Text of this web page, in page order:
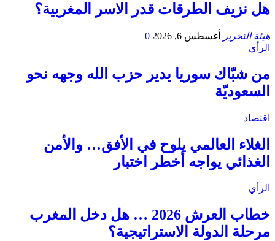
هل نزيف الطرقات قدر الاسر المغربية؟
هيئة التحرير أغسطس 6, 2026
0
الرأي
من شبّاك سوريا يدير حزب الله وجهه نحو
السعوديّة
اقتصاد
الغلاء العالمي يلوح في الأفق… والأمن
الغذائي يواجه أخطر اختبار
الرأي
خطاب العرش 2026 … هل دخل المغرب
مرحلة الدولة الاستراتيجية؟